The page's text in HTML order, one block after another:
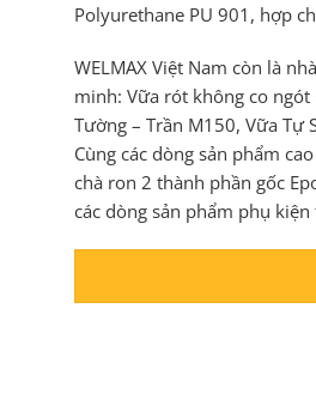
Polyurethane PU 901, hợp
WELMAX Việt Nam còn là
minh: Vữa rót không co ngót
Tường – Trần M150, Vữa Tự
Cùng các dòng sản phẩm
chà ron 2 thành phần gốc
các dòng sản phẩm phụ